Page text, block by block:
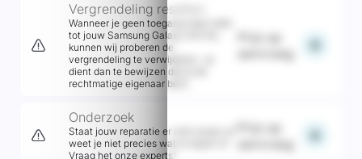
Vergrendeling resetten
Wanneer je geen toegang meer hebt
tot jouw Samsung Galaxy A15 5G,
kunnen wij proberen de
vergrendeling te verwijderen. Je
dient dan te bewijzen dat je de
rechtmatige eigenaar bent.
aanvraag
add
Onderzoek
Staat jouw reparatie er niet tussen of
weet je niet precies wat er kapot is?
Vraag het onze experts!
Prijs op
aanvraag
add